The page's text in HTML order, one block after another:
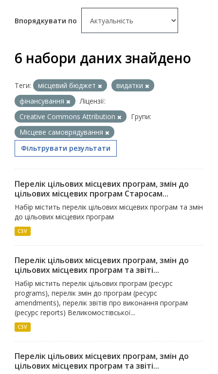
Впорядкувати по
6 набори даних знайдено
Теги: місцевий бюджет
видатки
фінансування
Ліцензії:
Creative Commons Attribution
Групи:
Місцеве самоврядування
Фільтрувати результати
Перелік цільових місцевих програм, змін до
цільових місцевих програм Старосам...
Набір містить перелік цільових місцевих програм та змін
до цільових місцевих програм
CSV
Перелік цільових місцевих програм, змін до
цільових місцевих програм та звіті...
Набір містить перелік цільових програм (ресурс
programs), перелік змін до програм (ресурс
amendments), перелік звітів про виконання програм
(ресурс reports) Великомостівської...
CSV
Перелік цільових місцевих програм, змін до
цільових місцевих програм та звіті...